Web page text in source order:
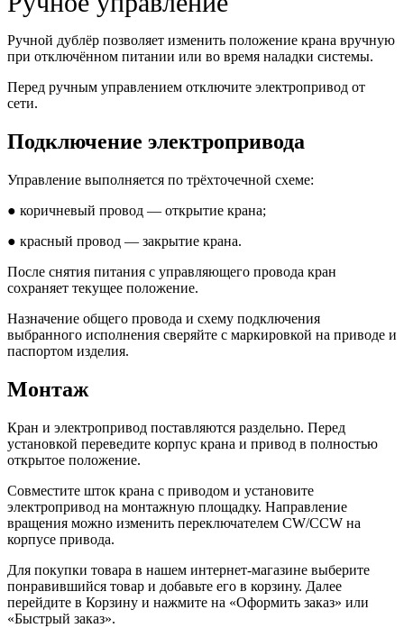
Ручной дублёр позволяет изменить положение крана вручную
при отключённом питании или во время наладки системы.
Перед ручным управлением отключите электропривод от
сети.
Подключение электропривода
Управление выполняется по трёхточечной схеме:
● коричневый провод — открытие крана;
● красный провод — закрытие крана.
После снятия питания с управляющего провода кран
сохраняет текущее положение.
Назначение общего провода и схему подключения
выбранного исполнения сверяйте с маркировкой на приводе и
паспортом изделия.
Монтаж
Кран и электропривод поставляются раздельно. Перед
установкой переведите корпус крана и привод в полностью
открытое положение.
Совместите шток крана с приводом и установите
электропривод на монтажную площадку. Направление
вращения можно изменить переключателем CW/CCW на
корпусе привода.
Для покупки товара в нашем интернет-магазине выберите
понравившийся товар и добавьте его в корзину. Далее
перейдите в Корзину и нажмите на «Оформить заказ» или
«Быстрый заказ».